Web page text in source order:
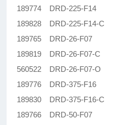
189774 DRD-225-F14
189828 DRD-225-F14-C
189765 DRD-26-F07
189819 DRD-26-F07-C
560522 DRD-26-F07-O
189776 DRD-375-F16
189830 DRD-375-F16-C
189766 DRD-50-F07